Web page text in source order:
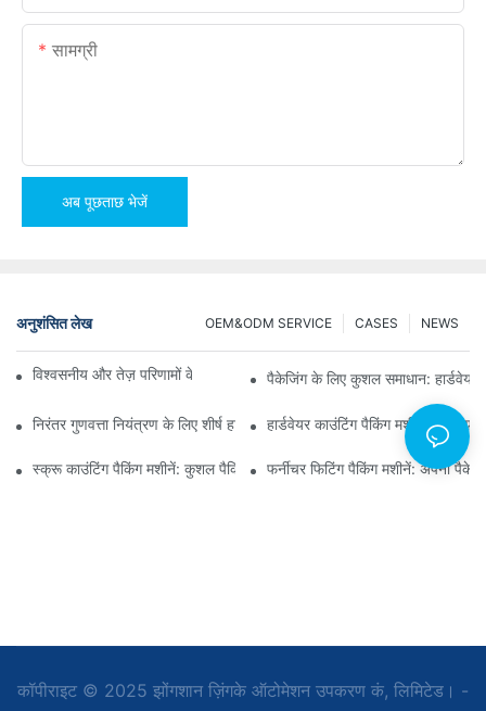
सामग्री
अब पूछताछ भेजें
अनुशंसित लेख NEWS
CASES
OEM&ODM SERVICE
विश्वसनीय और तेज़ परिणामों के लिए स्क्रू काउंटिंग पैकिंग मशीनेंपैकेजिंग के लिए कुशल समाधान: हार्डवेयर
निरंतर गुणवत्ता नियंत्रण के लिए शीर्ष हार्डवेयर पैकेजिंग मशीनेंहार्डवेयर काउंटिंग पैकिंग मशीनें:
स्क्रू काउंटिंग पैकिंग मशीनें: कुशल पैकिंग के लिए सर्वोत्तम उपकरण
फर्नीचर फिटिंग पैकिंग मशीनें: अपनी
कॉपीराइट © 2025 झोंगशान ज़िंगके ऑटोमेशन उपकरण कं, लिमिटेड। -